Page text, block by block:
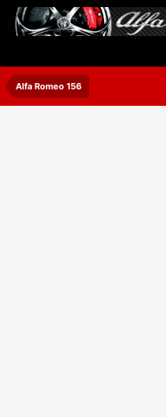
Alfa Romeo 156